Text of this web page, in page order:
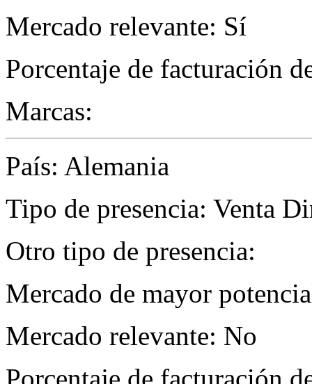
Mercado relevante: Sí
Porcentaje de facturación
Marcas:
País: Alemania
Tipo de presencia: Venta
Otro tipo de presencia:
Mercado de mayor
Mercado relevante: No